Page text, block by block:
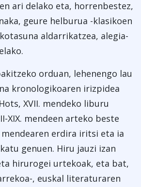
ari delako eta, horrenbestez,
geure helburua -klasikoen
aldarrikatzea, alegia-
orduan, lehenengo lau
kronologikoaren irizpidea
XVII. mendeko liburu
XIX. mendeen arteko beste
mendearen erdira iritsi eta ia
genuen. Hiru jauzi izan
hirurogei urtekoak, eta bat,
, euskal literaturaren